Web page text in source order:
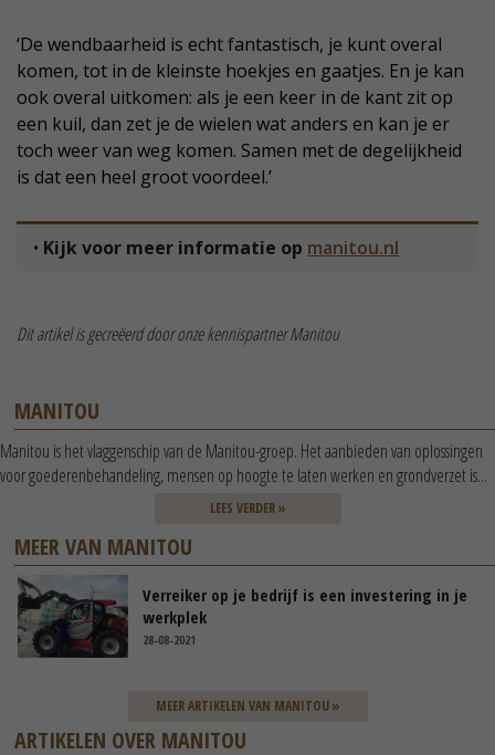
‘De wendbaarheid is echt fantastisch, je kunt overal
komen, tot in de kleinste hoekjes en gaatjes. En je kan
ook overal uitkomen: als je een keer in de kant zit op
een kuil, dan zet je de wielen wat anders en kan je er
toch weer van weg komen. Samen met de degelijkheid
is dat een heel groot voordeel.’
• Kijk voor meer informatie op manitou.nl
Dit artikel is gecreëerd door onze kennispartner Manitou
MANITOU
Manitou is het vlaggenschip van de Manitou-groep. Het aanbieden van oplossingen
voor goederenbehandeling, mensen op hoogte te laten werken en grondverzet is...
LEES VERDER »
MEER VAN MANITOU
Verreiker op je bedrijf is een investering in je
werkplek
28-08-2021
MEER ARTIKELEN VAN MANITOU »
ARTIKELEN OVER MANITOU